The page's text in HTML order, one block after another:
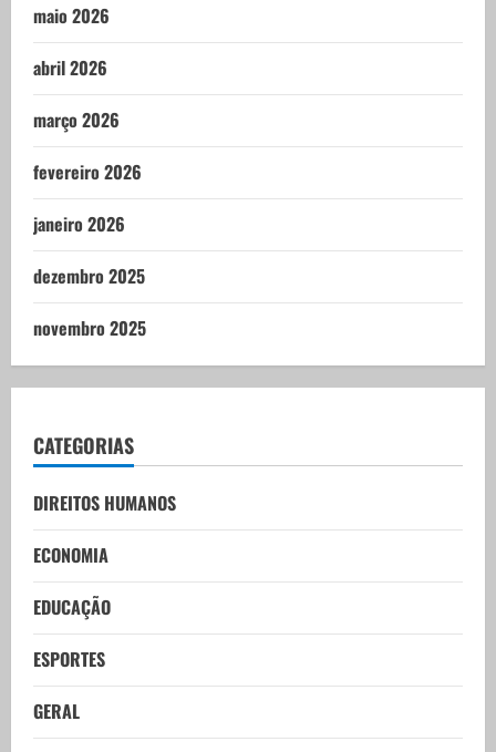
maio 2026
abril 2026
março 2026
fevereiro 2026
janeiro 2026
dezembro 2025
novembro 2025
CATEGORIAS
DIREITOS HUMANOS
ECONOMIA
EDUCAÇÃO
ESPORTES
GERAL